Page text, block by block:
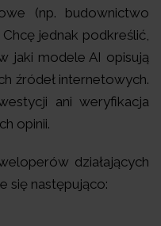
(np. budownictwo
jednak podkreślić,
jaki modele AI opisują
źródeł internetowych.
ani weryfikacja
opinii.
działających
się następująco: